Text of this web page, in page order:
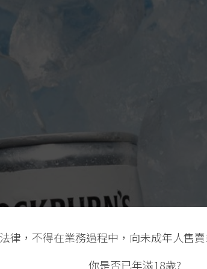
律，不得在業務過程中，向未成年人售
你是否已年滿18歲?